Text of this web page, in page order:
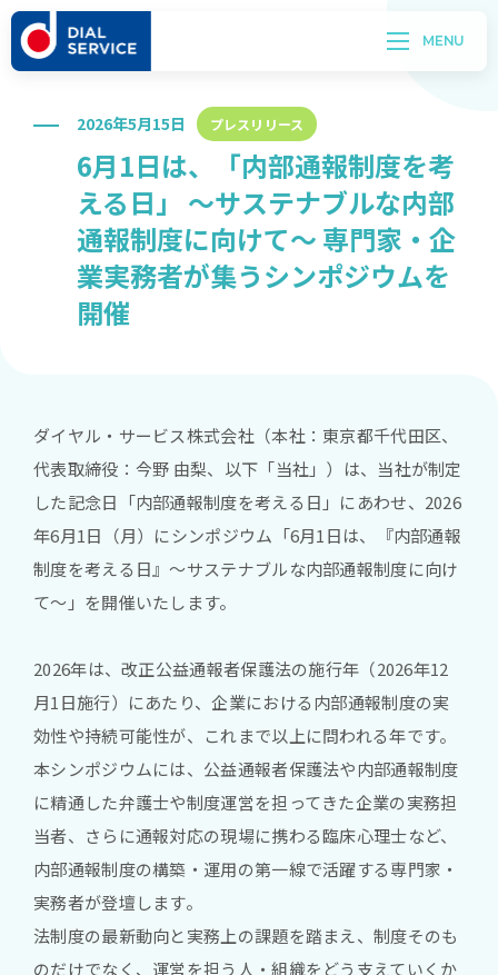
2026年5月15日 プレスリリース
6月1日は、「内部通報制度を考
える日」 ～サステナブルな内部
通報制度に向けて～ 専門家・企
業実務者が集うシンポジウムを
開催
ダイヤル・サービス株式会社（本社：東京都千代田区、
代表取締役：今野 由梨、以下「当社」）は、当社が制定
した記念日「内部通報制度を考える日」にあわせ、2026
年6月1日（月）にシンポジウム「6月1日は、『内部通報
制度を考える日』～サステナブルな内部通報制度に向け
て～」を開催いたします。
2026年は、改正公益通報者保護法の施行年（2026年12
月1日施行）にあたり、企業における内部通報制度の実
効性や持続可能性が、これまで以上に問われる年です。
本シンポジウムには、公益通報者保護法や内部通報制度
に精通した弁護士や制度運営を担ってきた企業の実務担
当者、さらに通報対応の現場に携わる臨床心理士など、
内部通報制度の構築・運用の第一線で活躍する専門家・
実務者が登壇します。
法制度の最新動向と実務上の課題を踏まえ、制度そのも
のだけでなく、運営を担う人・組織をどう支えていくか